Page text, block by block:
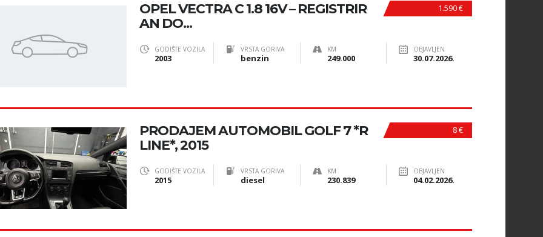
1.590 €
OPEL VECTRA C 1.8 16V – REGISTRIR
AN DO...
GODIŠTE VOZILA
2003
VRSTA GORIVA
benzin
KM
249.000
OBJAVLJEN
30.07.2026.
8 €
PRODAJEM AUTOMOBIL GOLF 7 *R
LINE*, 2015
GODIŠTE VOZILA
2015
VRSTA GORIVA
diesel
KM
230.839
OBJAVLJEN
04.02.2026.